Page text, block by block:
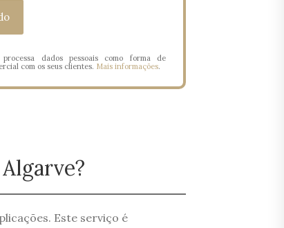
dados pessoais como forma de
com os seus clientes. Mais informações.
Este serviço é